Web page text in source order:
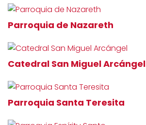
Parroquia de Nazareth
Catedral San Miguel Arcángel
Parroquia Santa Teresita